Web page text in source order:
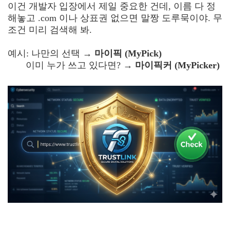
이건 개발자 입장에서 제일 중요한 건데, 이름 다 정
해놓고 .com 이나 상표권 없으면 말짱 도루묵이야. 무
조건 미리 검색해 봐.
예시: 나만의 선택 → 마이픽 (MyPick)
이미 누가 쓰고 있다면? → 마이픽커 (MyPicker)